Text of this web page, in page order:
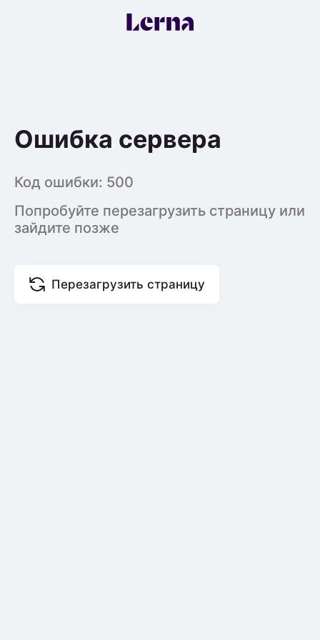
Ошибка сервера
Код ошибки: 500
Попробуйте перезагрузить страницу или
зайдите позже
Перезагрузить страницу